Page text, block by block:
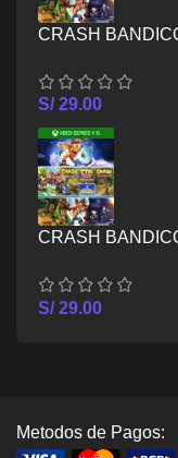
CRASH
S/29.00
CRASH
S/29.00
Metodos de Pagos: